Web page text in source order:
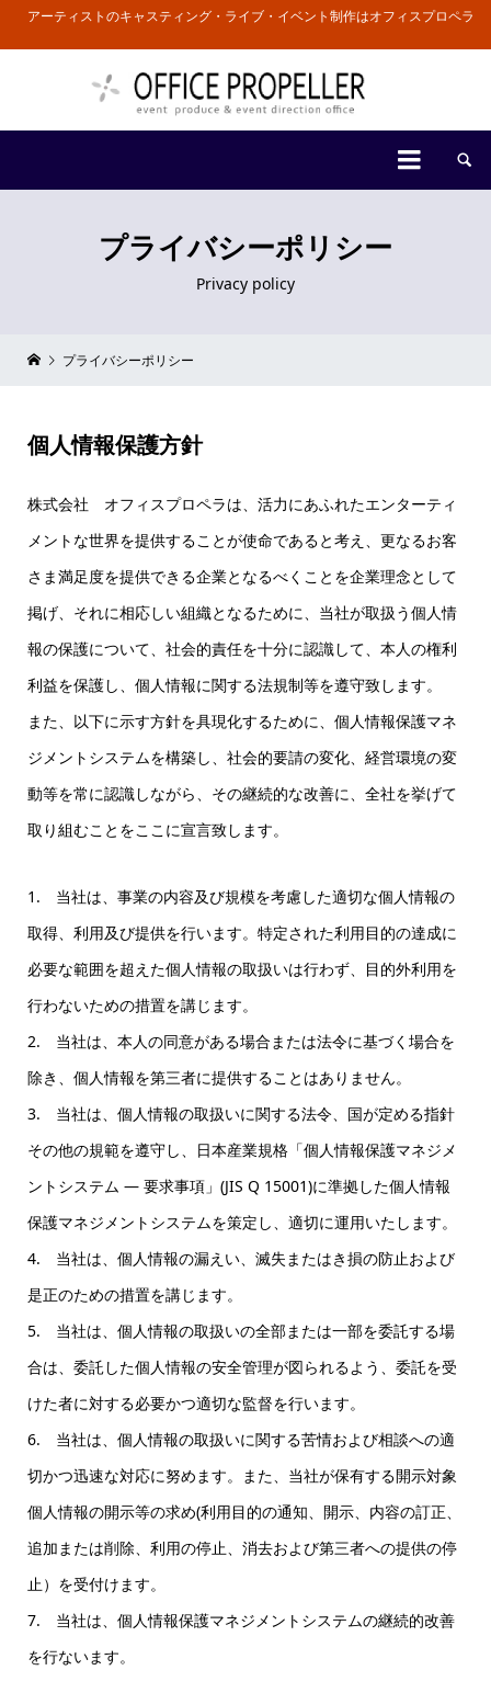
アーティストのキャスティング・ライブ・イベント制作はオフィスプロペラ
 
プライバシーポリシー
Privacy policy
プライバシーポリシー
個人情報保護方針
株式会社 オフィスプロペラは、活力にあふれたエンターティ
メントな世界を提供することが使命であると考え、更なるお客
さま満足度を提供できる企業となるべくことを企業理念として
掲げ、それに相応しい組織となるために、当社が取扱う個人情
報の保護について、社会的責任を十分に認識して、本人の権利
利益を保護し、個人情報に関する法規制等を遵守致します。
また、以下に示す方針を具現化するために、個人情報保護マネ
ジメントシステムを構築し、社会的要請の変化、経営環境の変
動等を常に認識しながら、その継続的な改善に、全社を挙げて
取り組むことをここに宣言致します。
1. 当社は、事業の内容及び規模を考慮した適切な個人情報の
取得、利用及び提供を行います。特定された利用目的の達成に
必要な範囲を超えた個人情報の取扱いは行わず、目的外利用を
行わないための措置を講じます。
2. 当社は、本人の同意がある場合または法令に基づく場合を
除き、個人情報を第三者に提供することはありません。
3. 当社は、個人情報の取扱いに関する法令、国が定める指針
その他の規範を遵守し、日本産業規格「個人情報保護マネジメ
ントシステム — 要求事項」(JIS Q 15001)に準拠した個人情報
保護マネジメントシステムを策定し、適切に運用いたします。
4. 当社は、個人情報の漏えい、滅失またはき損の防止および
是正のための措置を講じます。
5. 当社は、個人情報の取扱いの全部または一部を委託する場
合は、委託した個人情報の安全管理が図られるよう、委託を受
けた者に対する必要かつ適切な監督を行います。
6. 当社は、個人情報の取扱いに関する苦情および相談への適
切かつ迅速な対応に努めます。また、当社が保有する開示対象
個人情報の開示等の求め(利用目的の通知、開示、内容の訂正、
追加または削除、利用の停止、消去および第三者への提供の停
止）を受付けます。
7. 当社は、個人情報保護マネジメントシステムの継続的改善
を行ないます。